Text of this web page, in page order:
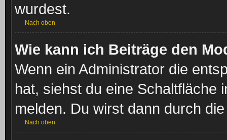
wurdest.
Nach oben
Wie kann ich Beiträge den
Wenn ein Administrator die
hat, siehst du eine Schaltfläche
melden. Du wirst dann durch
Nach oben